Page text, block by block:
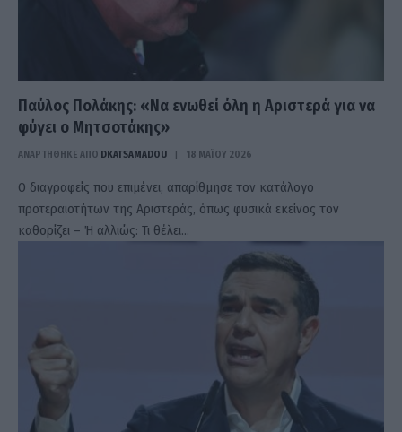
Παύλος Πολάκης: «Να ενωθεί όλη η Αριστερά για να
φύγει ο Μητσοτάκης»
ΑΝΑΡΤΗΘΗΚΕ ΑΠΟ DKATSAMADOU 18 ΜΑΪ́ΟΥ 2026
Ο διαγραφείς που επιμένει, απαρίθμησε τον κατάλογο
προτεραιοτήτων της Αριστεράς, όπως φυσικά εκείνος τον
καθορίζει – Ή αλλιώς: Τι θέλει…